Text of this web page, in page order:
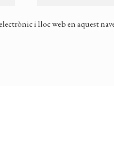
i lloc web en aquest